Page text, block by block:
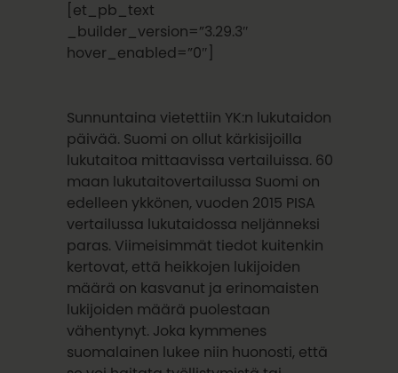
[et_pb_text
_builder_version=”3.29.3″
hover_enabled=”0″]
Sunnuntaina vietettiin YK:n lukutaidon
päivää. Suomi on ollut kärkisijoilla
lukutaitoa mittaavissa vertailuissa. 60
maan lukutaitovertailussa Suomi on
edelleen ykkönen, vuoden 2015 PISA
vertailussa lukutaidossa neljänneksi
paras. Viimeisimmät tiedot kuitenkin
kertovat, että heikkojen lukijoiden
määrä on kasvanut ja erinomaisten
lukijoiden määrä puolestaan
vähentynyt. Joka kymmenes
suomalainen lukee niin huonosti, että